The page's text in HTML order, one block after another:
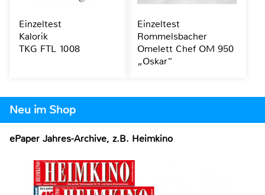
Neu im Shop
ePaper Jahres-Archive, z.B. Heimkino
Einzeltest
Kalorik
TKG FTL 1008
Einzeltest
Rommelsbacher
Omelett Chef OM 950
„Oskar“